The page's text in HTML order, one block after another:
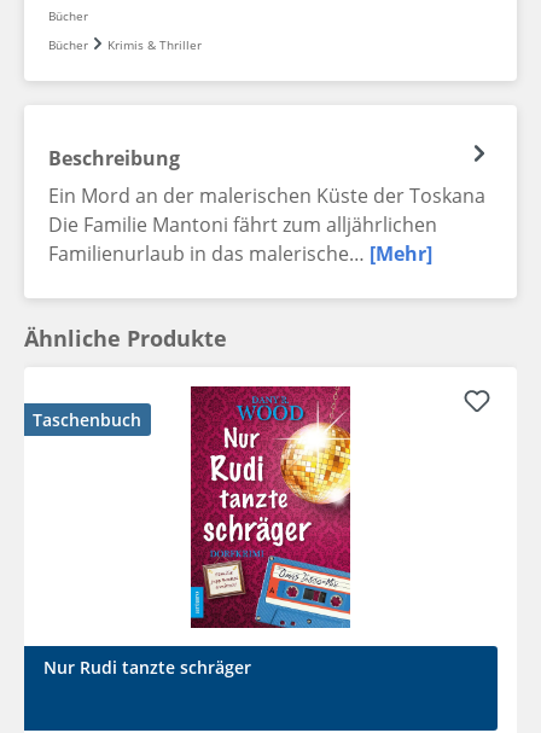
Bücher
Bücher
Krimis & Thriller
Beschreibung
Ein Mord an der malerischen Küste der Toskana
Die Familie Mantoni fährt zum alljährlichen
Familienurlaub in das malerische… [Mehr]
Ähnliche Produkte
Taschenbuch
Nur Rudi tanzte schräger